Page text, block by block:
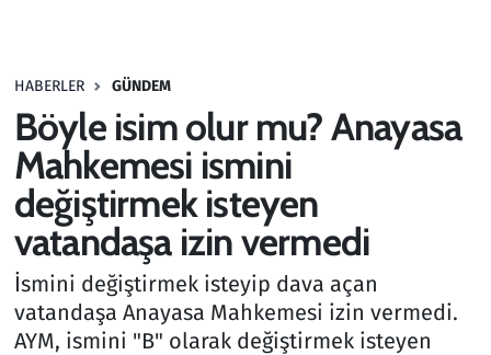
HABERLER GÜNDEM
Böyle isim olur mu? Anayasa
Mahkemesi ismini
değiştirmek isteyen
vatandaşa izin vermedi
İsmini değiştirmek isteyip dava açan
vatandaşa Anayasa Mahkemesi izin vermedi.
AYM, ismini "B" olarak değiştirmek isteyen
Haber
Kültür Sanat
Kurumsal Haberler
Lezzet Durağı
Memur ve Kamu